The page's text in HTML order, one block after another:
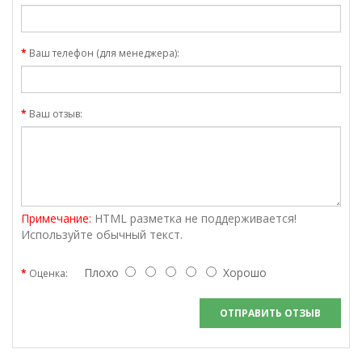
Ваш телефон (для менеджера):
Ваш отзыв:
Примечание: HTML разметка не поддерживается!
Используйте обычный текст.
Оценка: Плохо Хорошо
ОТПРАВИТЬ ОТЗЫВ